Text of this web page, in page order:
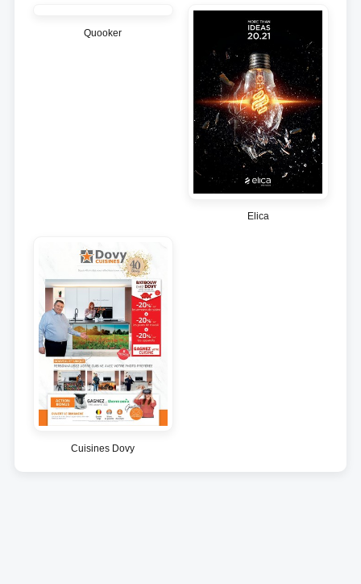
Quooker
Elica
Cuisines Dovy